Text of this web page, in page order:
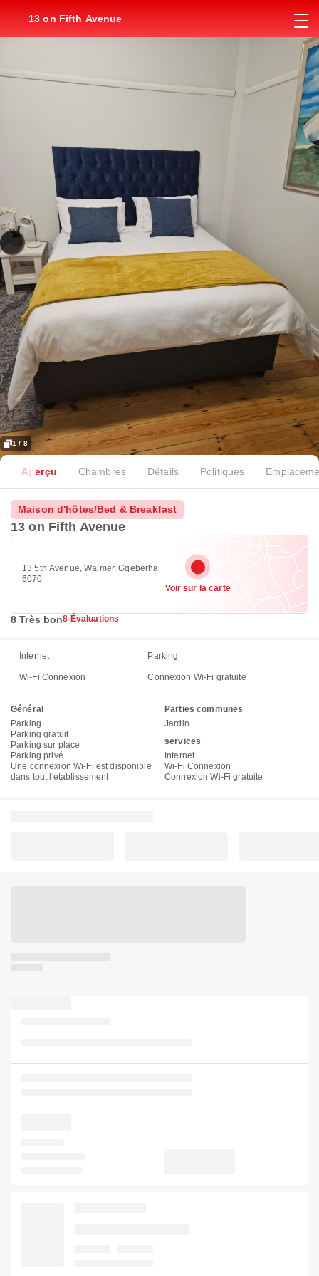
13 on Fifth Avenue
1 / 8
Aperçu Chambres Détails Politiques
Maison d'hôtes/Bed & Breakfast
13 on Fifth Avenue
13 5th Avenue, Walmer, Gqeberha
6070
Voir sur la carte
8 Très bon8 Évaluations
Internet Parking
Wi-Fi Connexion Connexion Wi-Fi gratuite
Général
Parking
Parking gratuit
Parking sur place
Parking privé
Une connexion Wi-Fi est disponible
dans tout l'établissement
Parties communes
Jardin
services
Internet
Wi-Fi Connexion
Connexion Wi-Fi gratuite